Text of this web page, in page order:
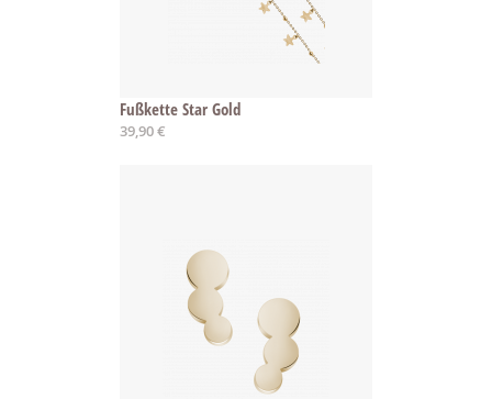
Fußkette Star Gold
39,90 €